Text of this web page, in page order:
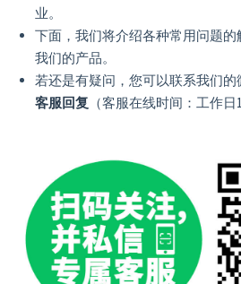
业。
下面，我们将介绍各种常用问题
我们的产品。
若还是有疑问，您可以联系我们的
客服回复 （客服在线时间：工作日